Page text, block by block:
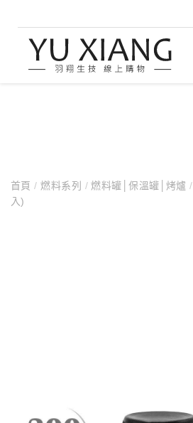
首頁/ 燃料系列 /燃料罐│保溫罐│烤爐/
入)